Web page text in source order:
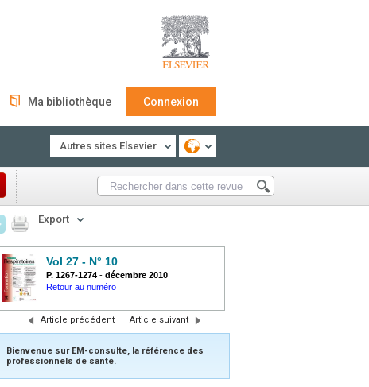
Ma bibliothèque Connexion
Autres sites Elsevier
Export
Vol 27 - N° 10
P. 1267-1274 - décembre 2010
Retour au numéro
Article précédent | Article suivant
Bienvenue sur EM-consulte, la référence des
professionnels de santé.